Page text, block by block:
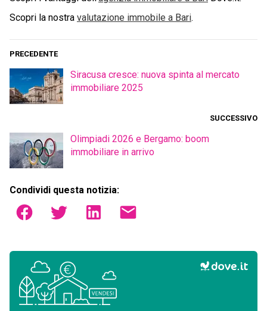
Scopri la nostra valutazione immobile a Bari.
PRECEDENTE
Siracusa cresce: nuova spinta al mercato
immobiliare 2025
SUCCESSIVO
Olimpiadi 2026 e Bergamo: boom
immobiliare in arrivo
Condividi questa notizia: